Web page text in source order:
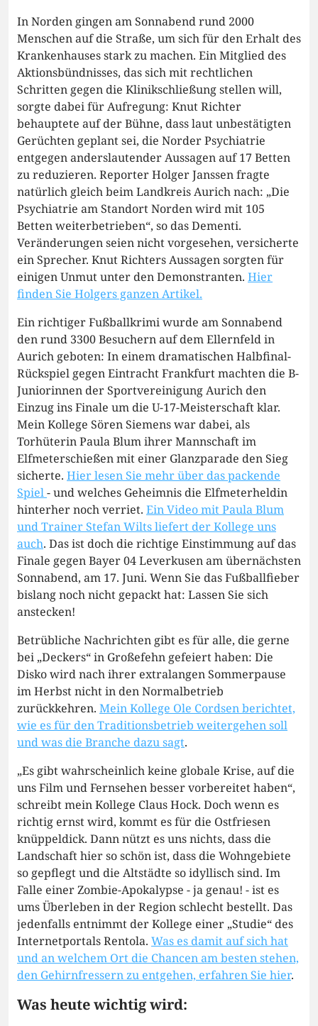
In Norden gingen am Sonnabend rund 2000
Menschen auf die Straße, um sich für den Erhalt des
Krankenhauses stark zu machen. Ein Mitglied des
Aktionsbündnisses, das sich mit rechtlichen
Schritten gegen die Klinikschließung stellen will,
sorgte dabei für Aufregung: Knut Richter
behauptete auf der Bühne, dass laut unbestätigten
Gerüchten geplant sei, die Norder Psychiatrie
entgegen anderslautender Aussagen auf 17 Betten
zu reduzieren. Reporter Holger Janssen fragte
natürlich gleich beim Landkreis Aurich nach: „Die
Psychiatrie am Standort Norden wird mit 105
Betten weiterbetrieben“, so das Dementi.
Veränderungen seien nicht vorgesehen, versicherte
ein Sprecher. Knut Richters Aussagen sorgten für
einigen Unmut unter den Demonstranten. Hier
finden Sie Holgers ganzen Artikel.
Ein richtiger Fußballkrimi wurde am Sonnabend
den rund 3300 Besuchern auf dem Ellernfeld in
Aurich geboten: In einem dramatischen Halbfinal-
Rückspiel gegen Eintracht Frankfurt machten die B-
Juniorinnen der Sportvereinigung Aurich den
Einzug ins Finale um die U-17-Meisterschaft klar.
Mein Kollege Sören Siemens war dabei, als
Torhüterin Paula Blum ihrer Mannschaft im
Elfmeterschießen mit einer Glanzparade den Sieg
sicherte. Hier lesen Sie mehr über das packende
Spiel- und welches Geheimnis die Elfmeterheldin
hinterher noch verriet. Ein Video mit Paula Blum
und Trainer Stefan Wilts liefert der Kollege uns
auch. Das ist doch die richtige Einstimmung auf das
Finale gegen Bayer 04 Leverkusen am übernächsten
Sonnabend, am 17. Juni. Wenn Sie das Fußballfieber
bislang noch nicht gepackt hat: Lassen Sie sich
anstecken!
Betrübliche Nachrichten gibt es für alle, die gerne
bei „Deckers“ in Großefehn gefeiert haben: Die
Disko wird nach ihrer extralangen Sommerpause
im Herbst nicht in den Normalbetrieb
zurückkehren. Mein Kollege Ole Cordsen berichtet,
wie es für den Traditionsbetrieb weitergehen soll
und was die Branche dazu sagt.
„Es gibt wahrscheinlich keine globale Krise, auf die
uns Film und Fernsehen besser vorbereitet haben“,
schreibt mein Kollege Claus Hock. Doch wenn es
richtig ernst wird, kommt es für die Ostfriesen
knüppeldick. Dann nützt es uns nichts, dass die
Landschaft hier so schön ist, dass die Wohngebiete
so gepflegt und die Altstädte so idyllisch sind. Im
Falle einer Zombie-Apokalypse - ja genau! - ist es
ums Überleben in der Region schlecht bestellt. Das
jedenfalls entnimmt der Kollege einer „Studie“ des
Internetportals Rentola. Was es damit auf sich hat
und an welchem Ort die Chancen am besten stehen,
den Gehirnfressern zu entgehen, erfahren Sie hier.
Was heute wichtig wird: